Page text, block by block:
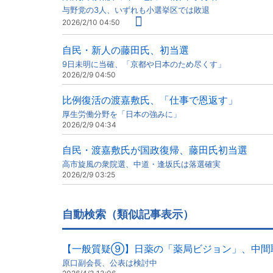
与野党の3人、いずれも小選挙区では敗退
2026/2/10 04:50
自民・新人の藤田氏、初当選
9日未明に当確、「京都や日本のため尽くす」
2026/2/9 04:50
比例復活の渡嘉敷氏、「仕事で恩返す」
厚生労働分野を「日本の強みに」
2026/2/9 04:34
自民・渡嘉敷氏が国政復帰、藤田氏初当選
高市旋風の衆院選、中道・逢坂氏は落選確実
2026/2/9 03:25
自動検索（類似記事表示）
【一般質疑⑨】日薬の「薬局ビジョン」、中
原口副会長、公表は検討中